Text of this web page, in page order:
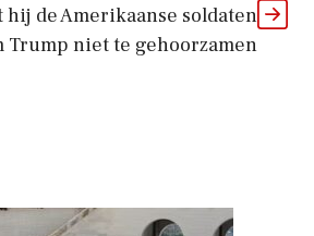
hij de Amerikaanse soldaten
Trump niet te gehoorzamen